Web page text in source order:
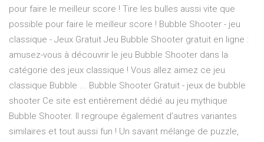
pour faire le meilleur score ! Tire les bulles aussi vite que
possible pour faire le meilleur score ! Bubble Shooter - jeu
classique - Jeux Gratuit Jeu Bubble Shooter gratuit en ligne :
amusez-vous à découvrir le jeu Bubble Shooter dans la
catégorie des jeux classique ! Vous allez aimez ce jeu
classique Bubble ... Bubble Shooter Gratuit - jeux de bubble
shooter Ce site est entièrement dédié au jeu mythique
Bubble Shooter. Il regroupe également d’autres variantes
similaires et tout aussi fun ! Un savant mélange de puzzle,